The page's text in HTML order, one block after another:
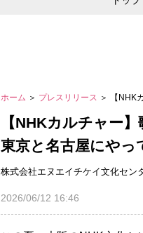
ホーム ＞ プレスリリース ＞ 【NHK
【NHKカルチャー
東京と名古屋にやっ
株式会社エヌエイチケイ文化セン
2026/06/12 16:46